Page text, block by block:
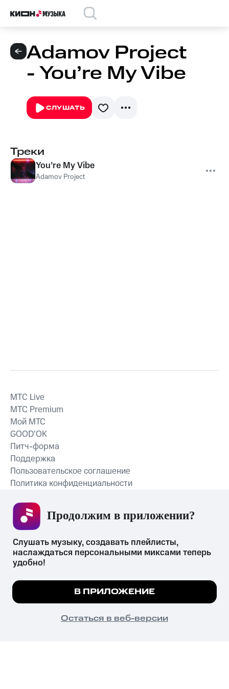
Adamov Project
- You’re My Vibe
СЛУШАТЬ
Треки
You’re My Vibe
Adamov Project
СКАЧАТЬ ПРИЛОЖЕНИЕ
MTС Live
MTС Premium
Мой МТС
GOOD’OK
Питч-форма
Поддержка
Пользовательское соглашение
Политика конфиденциальности
психотропных веществ, их аналогов причиняет вред здоровью,
их незаконный оборот запрещён и влечёт установленную
законодательством ответственность.
© 2026 ООО «КИОН».
Все права защищены
Мы используем куки, чтобы на сайте все
Подробнее
ПОНЯТНО
Продолжим в приложении?
Слушать музыку, создавать плейлисты,
наслаждаться персональными миксами теперь
удобно!
В ПРИЛОЖЕНИЕ
Остаться в веб-версии